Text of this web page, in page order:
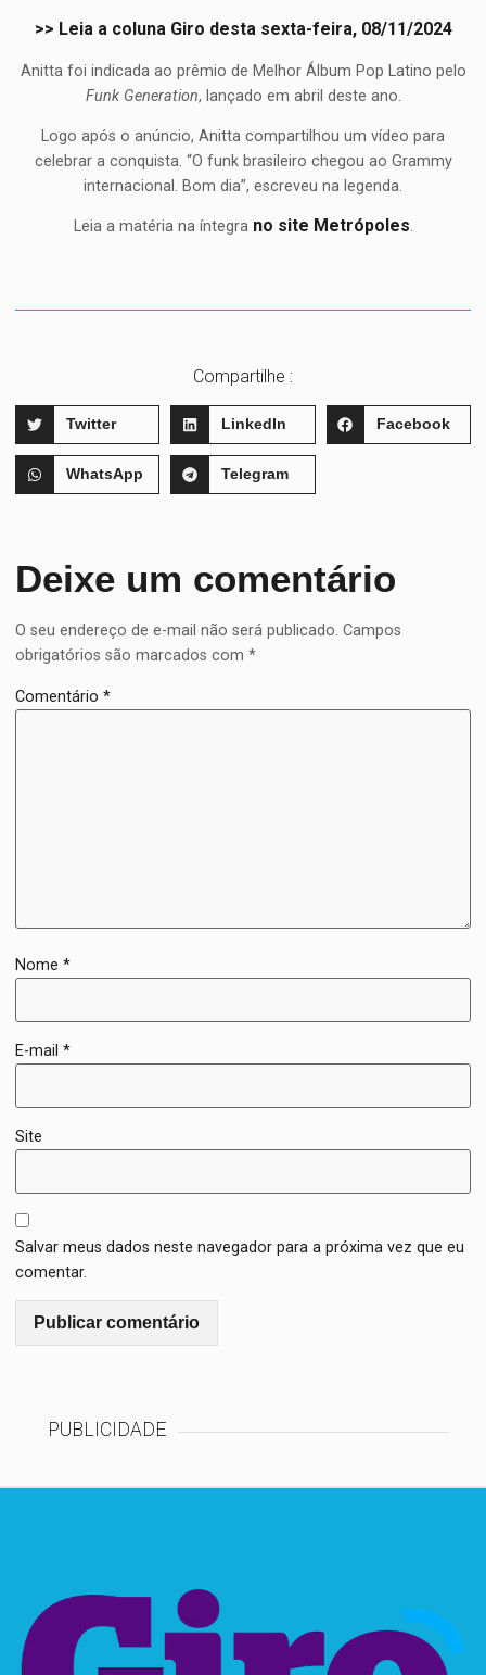
>> Leia a coluna Giro desta sexta-feira, 08/11/2024
Anitta foi indicada ao prêmio de Melhor Álbum Pop Latino pelo
Funk Generation, lançado em abril deste ano.
Logo após o anúncio, Anitta compartilhou um vídeo para
celebrar a conquista. “O funk brasileiro chegou ao Grammy
internacional. Bom dia”, escreveu na legenda.
Leia a matéria na íntegra no site Metrópoles.
Compartilhe :
Twitter LinkedIn Facebook
WhatsApp Telegram
Deixe um comentário
O seu endereço de e-mail não será publicado. Campos
obrigatórios são marcados com*
Comentário*
Nome*
E-mail*
Site
Salvar meus dados neste navegador para a próxima vez que eu
comentar.
PUBLICIDADE